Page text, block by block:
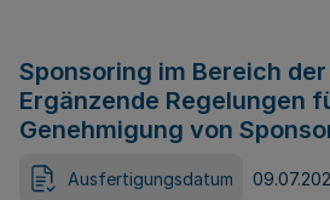
Sponsoring im Bereich der
Ergänzende Regelungen
Genehmigung von
Ausfertigungsdatum